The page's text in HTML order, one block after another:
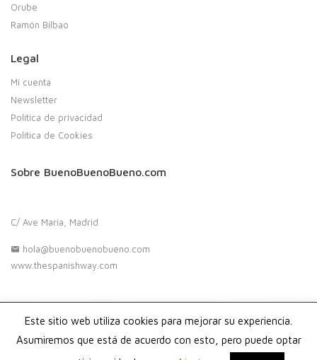
Orube
Ramón Bilbao
Legal
Mi cuenta
Newsletter
Política de privacidad
Política de Cookies
Sobre BuenoBuenoBueno.com
C/ Ave María, Madrid
hola@buenobuenobueno.com
www.thespanishway.com
Copyright 2020. Buenobuenobueno.com - Todos los derechos
reservados
Este sitio web utiliza cookies para mejorar su experiencia.
Asumiremos que está de acuerdo con esto, pero puede optar